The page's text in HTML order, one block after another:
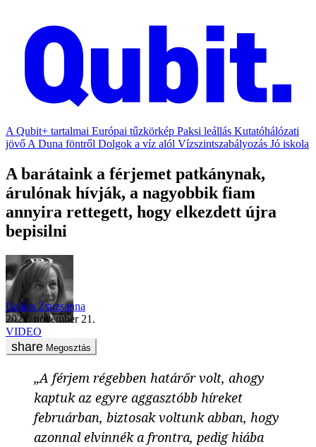
A Qubit+ tartalmai Európai tűzkörkép Paksi leállás Kutatóhálózati
jövő A Duna föntről Dolgok a víz alól Vízszintszabályozás Jó iskola
A barátaink a férjemet patkánynak,
árulónak hívják, a nagyobbik fiam
annyira rettegett, hogy elkezdett újra
bepisilni
Balázs Zsuzsanna
2022. november 21.
VIDEO
Megosztás
„A férjem régebben határőr volt, ahogy
kaptuk az egyre aggasztóbb híreket
februárban, biztosak voltunk abban, hogy
azonnal elvinnék a frontra, pedig hiába